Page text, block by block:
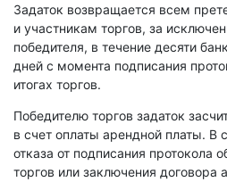
Задаток возвращается всем
и участникам торгов, за
победителя, в течение десяти
дней с момента подписания
итогах торгов.
Победителю торгов задаток
в счет оплаты арендной платы. В
отказа от подписания протокола
торгов или заключения договора